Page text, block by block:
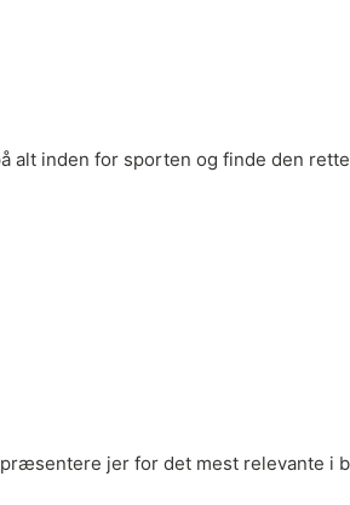
alt inden for sporten og finde den
jer for det mest relevante i